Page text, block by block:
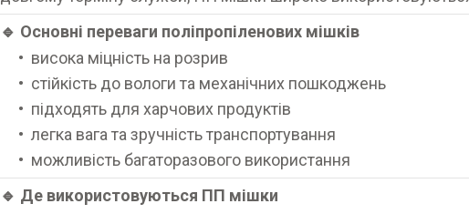
🔹 Основні переваги поліпропіленових мішків
висока міцність на розрив
стійкість до вологи та механічних пошкоджень
підходять для харчових продуктів
легка вага та зручність транспортування
можливість багаторазового використання
🔹 Де використовуються ПП мішки